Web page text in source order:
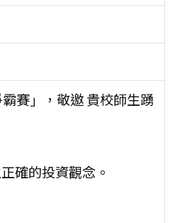
賽」，敬邀 貴校師生踴
確的投資觀念。